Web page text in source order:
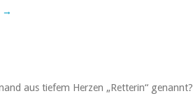
→
aus tiefem Herzen „Retterin“ genannt?